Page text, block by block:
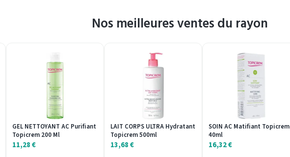
Nos meilleures ventes du rayon
GEL NETTOYANT AC Purifiant
Topicrem 200 Ml
11,28€
LAIT CORPS ULTRA Hydratant
Topicrem 500ml
13,68€
SOIN AC Matifiant Topicrem
40ml
16,32€